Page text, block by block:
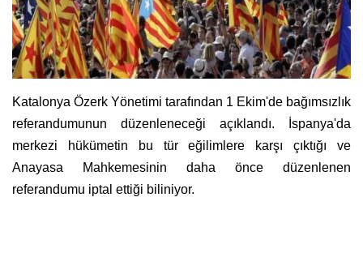
Katalonya Özerk Yönetimi tarafından 1 Ekim'de bağımsızlık
referandumunun düzenleneceği açıklandı. İspanya'da
merkezi hükümetin bu tür eğilimlere karşı çıktığı ve
Anayasa Mahkemesinin daha önce düzenlenen
referandumu iptal ettiği biliniyor.